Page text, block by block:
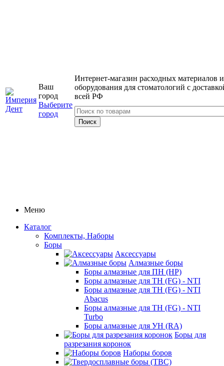
Ваш
город
Выберите
город
Интернет-магазин расходных материалов и
оборудования для стоматологий с
всей РФ
Меню
Каталог
Комплекты, Наборы
Боры
Аксессуары
Алмазные боры
Боры алмазные для ПН (HP)
Боры алмазные для ТН (FG) - NTI
Боры алмазные для ТН (FG) - NTI
Abacus
Боры алмазные для ТН (FG) - NTI
Turbo
Боры алмазные для УН (RA)
Боры для
разрезания коронок
Наборы боров